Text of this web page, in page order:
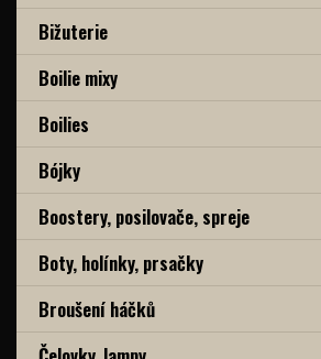
Bižuterie
Boilie mixy
Boilies
Bójky
Boostery, posilovače, spreje
Boty, holínky, prsačky
Broušení háčků